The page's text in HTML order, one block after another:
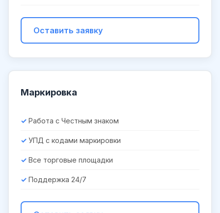
Оставить заявку
Маркировка
Работа с Честным знаком
УПД с кодами маркировки
Все торговые площадки
Поддержка 24/7